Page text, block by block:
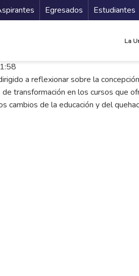
Secundario
Egresados Estudiantes
La
a reflexionar sobre la
transformación en los cursos que
cambios de la educación y del